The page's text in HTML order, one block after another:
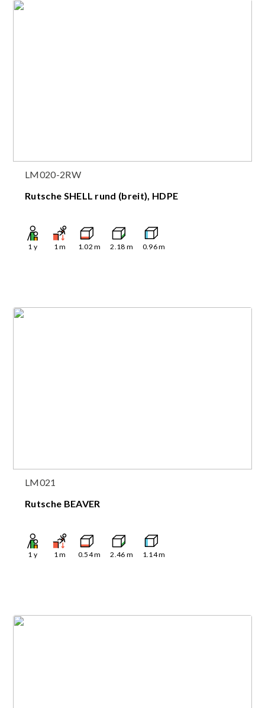
LM020-2RW
Rutsche SHELL rund (breit), HDPE
1 y 1m 1.02 m 2.18 m 0.96m
LM021
Rutsche BEAVER
1 y 1m 0.54m 2.46 m 1.14m